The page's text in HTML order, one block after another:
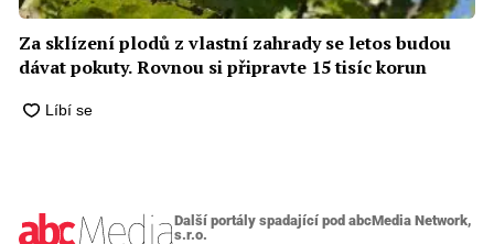
Za sklízení plodů z vlastní zahrady se letos budou
dávat pokuty. Rovnou si připravte 15 tisíc korun
Další portály spadající pod abcMedia Network,
s.r.o.